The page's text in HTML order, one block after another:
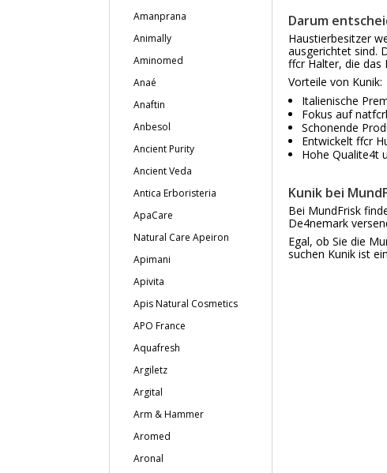
Amanprana
Animally
Aminomed
Anaé
Anaftin
Anbesol
Ancient Purity
Ancient Veda
Antica Erboristeria
ApaCare
Natural Care Apeiron
Apimani
Apivita
Apis Natural Cosmetics
APO France
Aquafresh
Argiletz
Argital
Arm & Hammer
Aromed
Aronal
Darum
Haustierbesitzer
ausgerichtet sind.
ffcr Halter, die das
Vorteile von Kunik:
Italienische
Fokus auf
Schonende
Entwickelt ffcr
Hohe Qualite4t
Kunik bei
Bei MundFrisk
De4nemark
Egal, ob Sie die
suchen Kunik ist